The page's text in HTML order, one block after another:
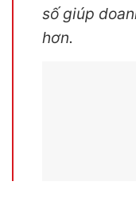
số giúp
hơn.